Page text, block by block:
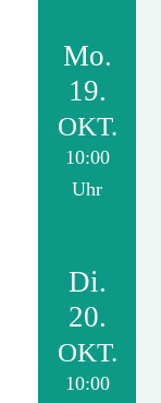
Mo.
19.
OKT.
10:00
Uhr
Di.
20.
OKT.
10:00